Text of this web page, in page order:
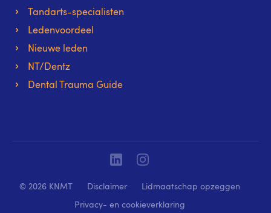
Tandarts-specialisten
Ledenvoordeel
Nieuwe leden
NT/Dentz
Dental Trauma Guide
© 2026 KNMT Disclaimer Lidmaatschap opzeggen
Privacy- en cookieverklaring
Linkedin